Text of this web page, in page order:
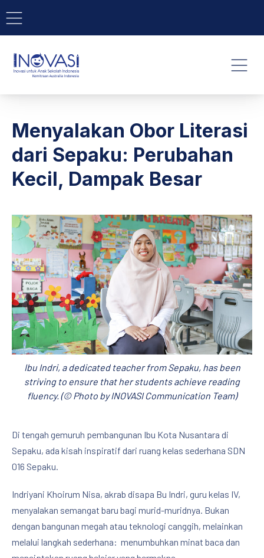
BAR NAVIGATION
INOVASI - Untuk Anak
Menyalakan Obor Literasi
dari Sepaku: Perubahan
Kecil, Dampak Besar
Ibu Indri, a dedicated teacher from Sepaku, has been
striving to ensure that her students achieve reading
fluency. (© Photo by INOVASI Communication Team)
Di tengah gemuruh pembangunan Ibu Kota Nusantara di
Sepaku, ada kisah inspiratif dari ruang kelas sederhana SDN
016 Sepaku.
Indriyani Khoirum Nisa, akrab disapa Bu Indri, guru kelas IV,
menyalakan semangat baru bagi murid-muridnya. Bukan
dengan bangunan megah atau teknologi canggih, melainkan
melalui langkah sederhana: menumbuhkan minat baca dan